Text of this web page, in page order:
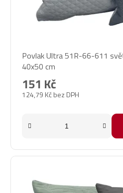
Povlak Ultra 51R-66-611
40x50 cm
124,79 Kč bez DPH
151 Kč